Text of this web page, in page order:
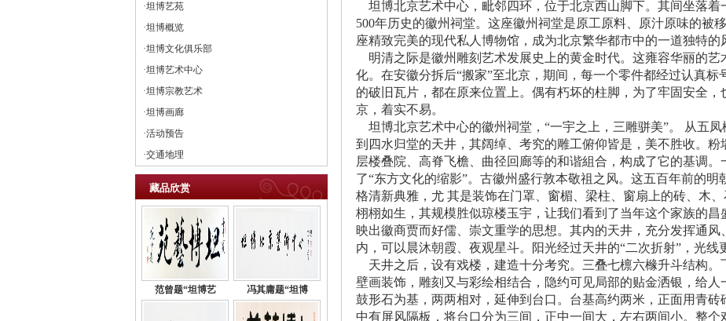
·坦博艺苑
·坦博概览
·坦博文化俱乐部
·坦博艺术中心
·坦博宗教艺术
·坦博画廊
·活动预告
·交通地理
藏品欣赏
范曾题“坦博艺 冯其庸题“坦博
坦博北京艺术中心，毗邻四环，位于北京西山脚下。其间坐落着
500年历史的徽州祠堂。这座徽州祠堂是原工原料、原汁原味的被
座精致完美的现代私人博物馆，成为北京繁华都市中的一道独特的
明清之际是徽州雕刻艺术发展史上的黄金时代。这雍容华丽的艺
化。在安徽分拆后“搬家”至北京，期间，每一个零件都经过认真标
的破旧瓦片，都在原来位置上。偶有朽坏的柱脚，为了牢固安全
京，着实不易。
坦博北京艺术中心的徽州祠堂，“一宇之上，三雕骈美”。 从五
到四水归堂的天井，其阔绰、考究的雕工俯仰皆是，美不胜收。粉
层楼叠院、高脊飞檐、曲径回廊等的和谐組合，构成了它的基调。
了“东方文化的缩影”。古徽州盛行敦本敬祖之风。这五百年前的
格清新典雅，尤 其是装饰在门罩、窗楣、梁柱、窗扇上的砖、木
栩栩如生，其规模胜似琼楼玉宇，让我们看到了当年这个家族的昌
映出徽商贾而好儒、崇文重学的思想。其内的天井，充分发挥通
内，可以晨沐朝霞、夜观星斗。阳光经过天井的“二次折射”，光线
天井之后，设有戏楼，建造十分考究。三叠七檩六橼升斗结构。
壁画装饰，雕刻又与彩绘相结合，隐约可见局部的贴金洒银，给
鼓形石为基，两两相对，延伸到台口。台基高约两米，正面用青
中有屏风隔板，将台口分为三间，正中一间大，左右两间小。整个